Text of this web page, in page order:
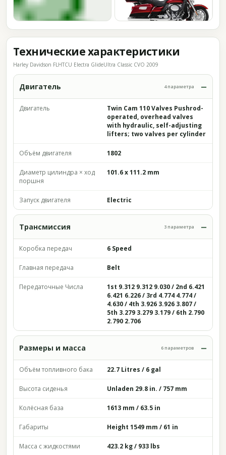
Технические характеристики
Harley Davidson FLHTCU Electra GlideUltra Classic CVO 2009
Двигатель 4 параметра
Двигатель
Twin Cam 110 Valves Pushrod-
operated, overhead valves
with hydraulic, self-adjusting
lifters; two valves per cylinder
Объём двигателя 1802
Диаметр цилиндра × ход
поршня
101.6 x 111.2 mm
Запуск двигателя Electric
Трансмиссия 3 параметра
Коробка передач 6 Speed
Главная передача Belt
Передаточные Числа
1st 9.312 9.312 9.030 / 2nd 6.421
6.421 6.226 / 3rd 4.774 4.774 /
4.630 / 4th 3.926 3.926 3.807 /
5th 3.279 3.279 3.179 / 6th 2.790
2.790 2.706
Размеры и масса 6 параметров
Объём топливного бака 22.7 Litres / 6 gal
Высота сиденья Unladen 29.8 in. / 757 mm
Колёсная база 1613 mm / 63.5 in
Габариты Height 1549 mm / 61 in
Масса с жидкостями 423.2 kg / 933 lbs